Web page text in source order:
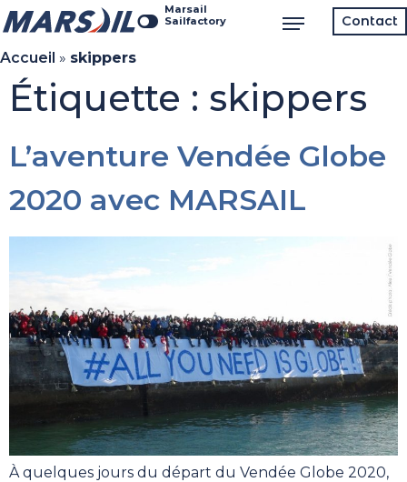
Marsail
Sailfactory
Contact
Accueil » skippers
Étiquette : skippers
L’aventure Vendée Globe
2020 avec MARSAIL
À quelques jours du départ du Vendée Globe 2020,